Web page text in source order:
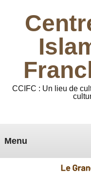
CCIFC : Un lieu de
Menu